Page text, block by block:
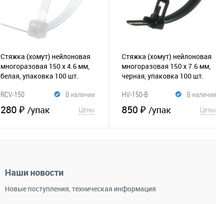
Стяжка (хомут) нейлоновая
многоразовая 150 х 4.6 мм,
белая, упаковка 100 шт.
В наличии
RCV-150
280 ₽ /упак Цены
В корзину
В избранное
Стяжка (хомут) нейлоновая
многоразовая 150 x 7.6 мм,
черная, упаковка 100 шт.
В наличии
HV-150-B
850 ₽ /упак Цены
В корзину
Наши новости
Новые поступления, техническая информация